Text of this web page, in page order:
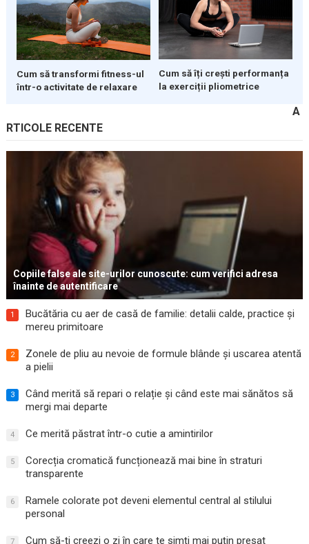
Cum să transformi fitness-ul
într-o activitate de relaxare
Cum să îți crești performanța
la exerciții pliometrice
A
RTICOLE RECENTE
Copiile false ale site-urilor cunoscute: cum verifici adresa
înainte de autentificare
1
Bucătăria cu aer de casă de familie: detalii calde, practice și
mereu primitoare
2
Zonele de pliu au nevoie de formule blânde și uscarea atentă
a pielii
3
Când merită să repari o relație și când este mai sănătos să
mergi mai departe
4 Ce merită păstrat într-o cutie a amintirilor
5
Corecția cromatică funcționează mai bine în straturi
transparente
6
Ramele colorate pot deveni elementul central al stilului
personal
7 Cum să-ți creezi o zi în care te simți mai puțin presat